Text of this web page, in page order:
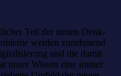
Teil der neuen Denk-
werden zunehmend
und die damit
unser Wissen eine immer